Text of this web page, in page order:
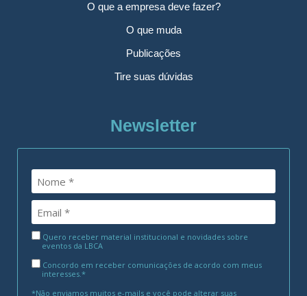
O que a empresa deve fazer?
O que muda
Publicações
Tire suas dúvidas
Newsletter
Quero receber material institucional e novidades sobre
eventos da LBCA
Concordo em receber comunicações de acordo com meus
interesses.*
*Não enviamos muitos e-mails e você pode alterar suas